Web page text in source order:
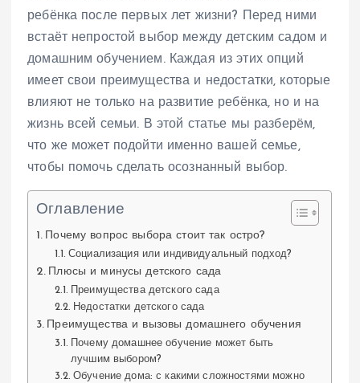
ребёнка после первых лет жизни? Перед ними
встаёт непростой выбор между детским садом и
домашним обучением. Каждая из этих опций
имеет свои преимущества и недостатки, которые
влияют не только на развитие ребёнка, но и на
жизнь всей семьи. В этой статье мы разберём,
что же может подойти именно вашей семье,
чтобы помочь сделать осознанный выбор.
Оглавление
Почему вопрос выбора стоит так остро?
Социализация или индивидуальный подход?
Плюсы и минусы детского сада
Преимущества детского сада
Недостатки детского сада
Преимущества и вызовы домашнего обучения
Почему домашнее обучение может быть
лучшим выбором?
Обучение дома: с какими сложностями можно